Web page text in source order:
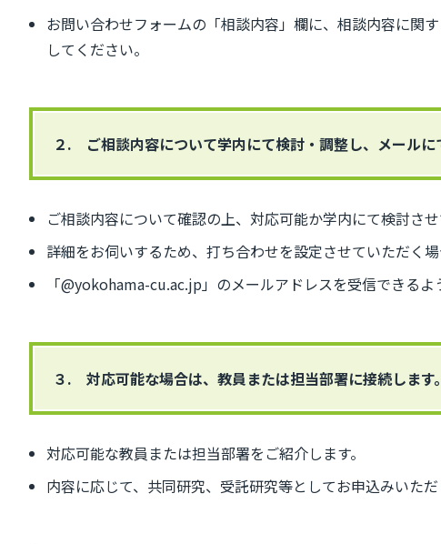
お問い合わせフォームの「相談内容」欄に、相談内容に関
してください。
２. ご相談内容について学内にて検討・調整し、メールに
ご相談内容について確認の上、対応可能か学内にて検討させ
詳細をお伺いするため、打ち合わせを設定させていただく場
「@yokohama-cu.ac.jp」のメールアドレスを受信できるよ
３. 対応可能な場合は、教員または担当部署に接続します。
対応可能な教員または担当部署をご紹介します。
内容に応じて、共同研究、受託研究等としてお申込みいた